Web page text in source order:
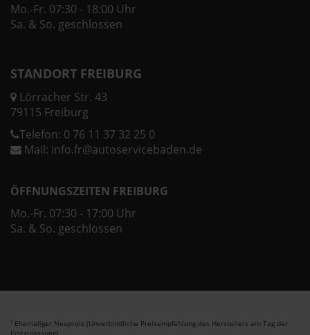
Mo.-Fr. 07:30 - 18:00 Uhr
Sa. & So. geschlossen
STANDORT FREIBURG
Lörracher Str. 43
79115 Freiburg
Telefon: 0 76 11 37 32 25 0
Mail: info.fr@autoservicebaden.de
ÖFFNUNGSZEITEN FREIBURG
Mo.-Fr. 07:30 - 17:00 Uhr
Sa. & So. geschlossen
1 Ehemaliger Neupreis (Unverbindliche Preisempfehlung des Herstellers am Tag der
Erstzulassung).